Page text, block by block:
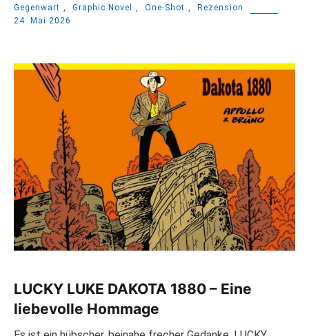
Gegenwart
Graphic Novel One-Shot
Rezension
24. Mai 2026
LUCKY LUKE DAKOTA 1880 – Eine
liebevolle Hommage